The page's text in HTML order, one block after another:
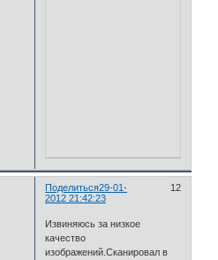
Поделиться 12
29-01-
2012 21:42:23
Извиняюсь за низкое
качество
изображений.Сканировал в